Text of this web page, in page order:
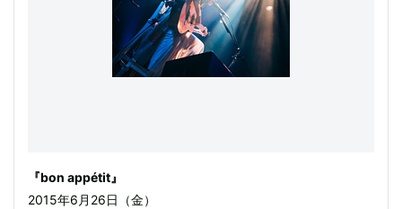
『bon appétit』
2015年6月26日（金）